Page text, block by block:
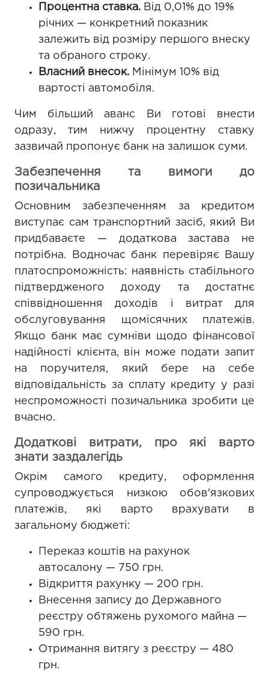
Процентна ставка. Від 0,01% до 19%
річних — конкретний показник
залежить від розміру першого внеску
та обраного строку.
Власний внесок. Мінімум 10% від
вартості автомобіля.
Чим більший аванс Ви готові внести
одразу, тим нижчу процентну ставку
зазвичай пропонує банк на залишок суми.
Забезпечення та вимоги до
позичальника
Основним забезпеченням за кредитом
виступає сам транспортний засіб, який Ви
придбаваєте — додаткова застава не
потрібна. Водночас банк перевіряє Вашу
платоспроможність: наявність стабільного
підтвердженого доходу та достатнє
співвідношення доходів і витрат для
обслуговування щомісячних платежів.
Якщо банк має сумніви щодо фінансової
надійності клієнта, він може подати запит
на поручителя, який бере на себе
відповідальність за сплату кредиту у разі
неспроможності позичальника зробити це
вчасно.
Додаткові витрати, про які варто
знати заздалегідь
Окрім самого кредиту, оформлення
супроводжується низкою обов'язкових
платежів, які варто врахувати в
загальному бюджеті:
Переказ коштів на рахунок
автосалону — 750 грн.
Відкриття рахунку — 200 грн.
Внесення запису до Державного
реєстру обтяжень рухомого майна —
590 грн.
Отримання витягу з реєстру — 480
грн.